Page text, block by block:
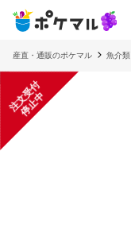
産直・通販のポケマル 魚介類
注
文
受
付
停
止
中